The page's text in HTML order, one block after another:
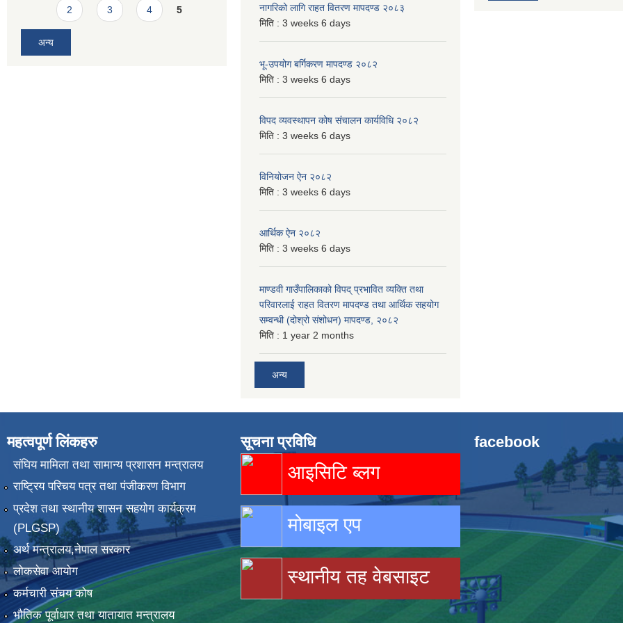
2 3 4 5
अन्य
नागरिको लागि राहत वितरण मापदण्ड २०८३
मिति : 3 weeks 6 days
भू-उपयोग बर्गिकरण मापदण्ड २०८२
मिति : 3 weeks 6 days
विपद व्यवस्थापन कोष संचालन कार्यविधि २०८२
मिति : 3 weeks 6 days
विनियोजन ऐन २०८२
मिति : 3 weeks 6 days
आर्थिक ऐन २०८२
मिति : 3 weeks 6 days
माण्डवी गाउँपालिकाको विपद् प्रभावित व्यक्ति तथा
परिवारलाई राहत वितरण मापदण्ड तथा आर्थिक सहयोग
सम्वन्धी (दोश्रो संशोधन) मापदण्ड, २०८२
मिति : 1 year 2 months
अन्य
महत्वपूर्ण लिंकहरु
संघिय मामिला तथा सामान्य प्रशासन मन्त्रालय
राष्ट्रिय परिचय पत्र तथा पंजीकरण विभाग
प्रदेश तथा स्थानीय शासन सहयोग कार्यक्रम
(PLGSP)
अर्थ मन्त्रालय,नेपाल सरकार
लोकसेवा आयोग
कर्मचारी संचय कोष
भौतिक पूर्वाधार तथा यातायात मन्त्रालय
सूचना प्रविधि
आइसिटि ब्लग
मोबाइल एप
स्थानीय तह वेबसाइट
facebook